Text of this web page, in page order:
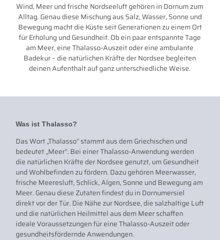
Wind, Meer und frische Nordseeluft gehören in Dornum zum
Alltag. Genau diese Mischung aus Salz, Wasser, Sonne und
Bewegung macht die Küste seit Generationen zu einem Ort
für Erholung und Gesundheit. Ob ein paar entspannte Tage
am Meer, eine Thalasso-Auszeit oder eine ambulante
Badekur – die natürlichen Kräfte der Nordsee begleiten
deinen Aufenthalt auf ganz unterschiedliche Weise.
Was ist Thalasso?
Das Wort „Thalasso“ stammt aus dem Griechischen und
bedeutet „Meer“. Bei einer Thalasso-Anwendung werden
die natürlichen Kräfte der Nordsee genutzt, um Gesundheit
und Wohlbefinden zu fördern. Dazu gehören Meerwasser,
frische Meeresluft, Schlick, Algen, Sonne und Bewegung am
Meer. Genau diese Zutaten findest du in Dornumersiel
direkt vor der Tür. Die Nähe zur Nordsee, die salzhaltige Luft
und die natürlichen Heilmittel aus dem Meer schaffen
ideale Voraussetzungen für eine Thalasso-Auszeit oder
gesundheitsfördernde Anwendungen.